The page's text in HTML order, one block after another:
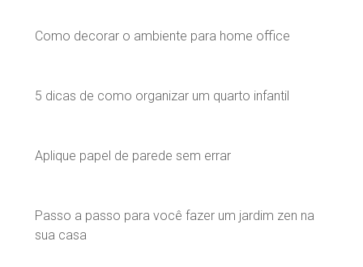
Como decorar o ambiente para home office
5 dicas de como organizar um quarto infantil
Aplique papel de parede sem errar
Passo a passo para você fazer um jardim zen na
sua casa